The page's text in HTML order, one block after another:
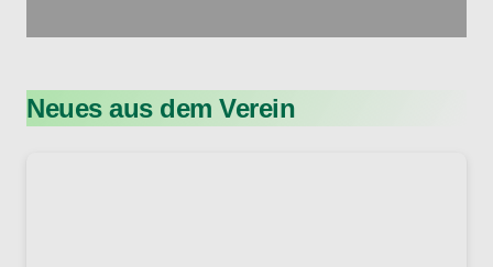
Neues aus dem Verein